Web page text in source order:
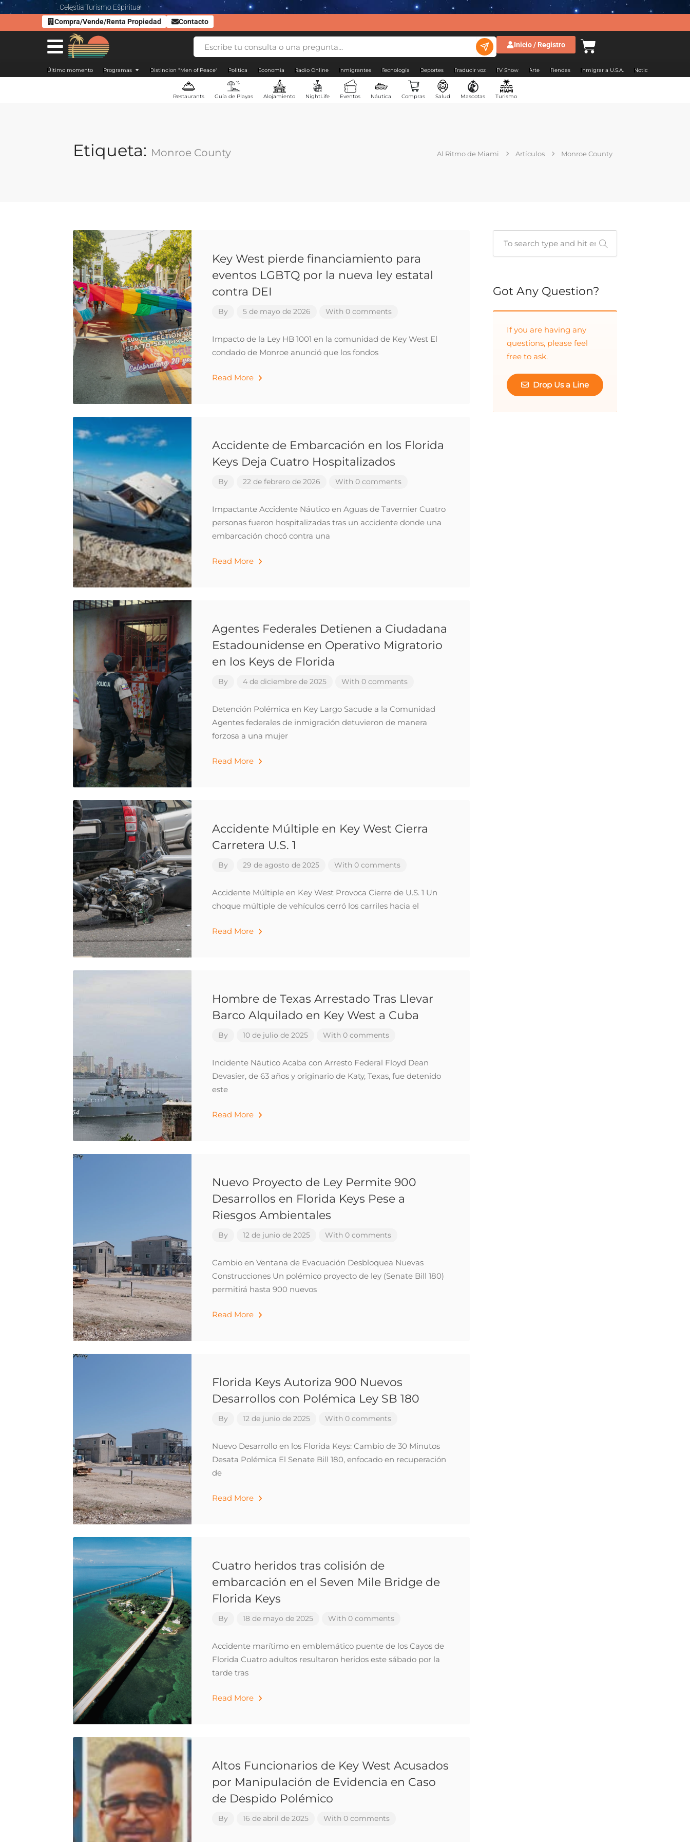
Celestia Turismo Espiritual
Compra/Vende/Renta Propiedad
Contacto
Inicio / Registro
Último momento Programas Distincion "Men of Peace" Politica Economia Radio Online Inmigrantes Tecnología Deportes Traducir voz TV Show Arte Tiendas Inmigrar a U.S.A. Noticias Argentina
Restaurants Guía de Playas Alojamiento NightLife Eventos Náutica Compras Salud Mascotas Turismo
Etiqueta: Monroe County Al Ritmo de Miami Artículos Monroe County
Key West pierde financiamiento para
eventos LGBTQ por la nueva ley estatal
contra DEI
By 5 de mayo de 2026 With 0 comments
Impacto de la Ley HB 1001 en la comunidad de Key West El
condado de Monroe anunció que los fondos
Read More
Accidente de Embarcación en los Florida
Keys Deja Cuatro Hospitalizados
By 22 de febrero de 2026 With 0 comments
Impactante Accidente Náutico en Aguas de Tavernier Cuatro
personas fueron hospitalizadas tras un accidente donde una
embarcación chocó contra una
Read More
Agentes Federales Detienen a Ciudadana
Estadounidense en Operativo Migratorio
en los Keys de Florida
By 4 de diciembre de 2025 With 0 comments
Detención Polémica en Key Largo Sacude a la Comunidad
Agentes federales de inmigración detuvieron de manera
forzosa a una mujer
Read More
Accidente Múltiple en Key West Cierra
Carretera U.S. 1
By 29 de agosto de 2025 With 0 comments
Accidente Múltiple en Key West Provoca Cierre de U.S. 1 Un
choque múltiple de vehículos cerró los carriles hacia el
Read More
Hombre de Texas Arrestado Tras Llevar
Barco Alquilado en Key West a Cuba
By 10 de julio de 2025 With 0 comments
Incidente Náutico Acaba con Arresto Federal Floyd Dean
Devasier, de 63 años y originario de Katy, Texas, fue detenido
este
Read More
Nuevo Proyecto de Ley Permite 900
Desarrollos en Florida Keys Pese a
Riesgos Ambientales
By 12 de junio de 2025 With 0 comments
Cambio en Ventana de Evacuación Desbloquea Nuevas
Construcciones Un polémico proyecto de ley (Senate Bill 180)
permitirá hasta 900 nuevos
Read More
Florida Keys Autoriza 900 Nuevos
Desarrollos con Polémica Ley SB 180
By 12 de junio de 2025 With 0 comments
Nuevo Desarrollo en los Florida Keys: Cambio de 30 Minutos
Desata Polémica El Senate Bill 180, enfocado en recuperación
de
Read More
Cuatro heridos tras colisión de
embarcación en el Seven Mile Bridge de
Florida Keys
By 18 de mayo de 2025 With 0 comments
Accidente marítimo en emblemático puente de los Cayos de
Florida Cuatro adultos resultaron heridos este sábado por la
tarde tras
Read More
Altos Funcionarios de Key West Acusados
por Manipulación de Evidencia en Caso
de Despido Polémico
By 16 de abril de 2025 With 0 comments
Got Any Question?
If you are having any
questions, please feel
free to ask.
Drop Us a Line